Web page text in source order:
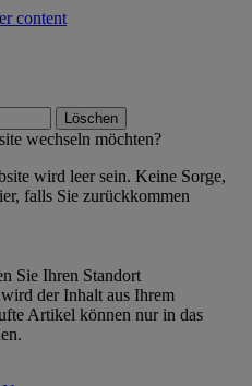
content
Löschen
wechseln möchten?
wird leer sein. Keine Sorge,
falls Sie zurückkommen
Sie Ihren Standort
der Inhalt aus Ihrem
Artikel können nur in das